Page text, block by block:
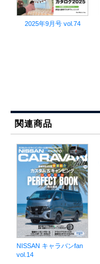
2025年9月号 vol.74
関連商品
NISSAN キャラバンfan
vol.14